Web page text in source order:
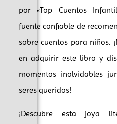
por «Top Cuentos
fuente confiable de
sobre cuentos para niños.
en adquirir este libro y
momentos inolvidables
seres queridos!
¡Descubre esta joya